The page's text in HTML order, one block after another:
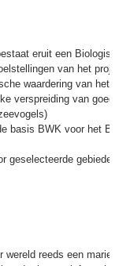
eruit een
van het
waardering van het
verspreiding van
basis BWK voor het
geselecteerde
wereld reeds een